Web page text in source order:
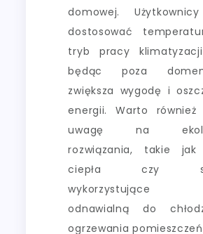
domowej.
dostosować
tryb pracy
będąc poza
zwiększa wygodę i
energii. Warto również
uwagę na
rozwiązania, takie jak
ciepła czy
wykorzystujące
odnawialną do
ogrzewania